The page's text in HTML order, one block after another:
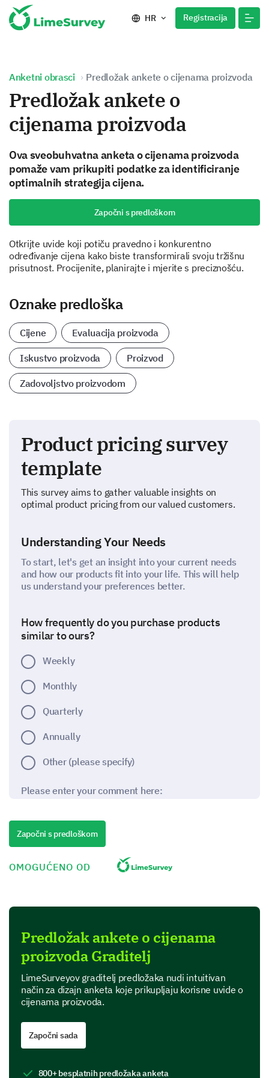
HR Registracija
Anketni obrasci Predložak ankete o cijenama proizvoda
Predložak ankete o
cijenama proizvoda
Ova sveobuhvatna anketa o cijenama proizvoda
pomaže vam prikupiti podatke za identificiranje
optimalnih strategija cijena.
Započni s predloškom
Otkrijte uvide koji potiču pravedno i konkurentno
određivanje cijena kako biste transformirali svoju tržišnu
prisutnost. Procijenite, planirajte i mjerite s preciznošću.
Oznake predloška
Cijene Evaluacija proizvoda
Iskustvo proizvoda Proizvod
Zadovoljstvo proizvodom
Product pricing survey
template
This survey aims to gather valuable insights on
optimal product pricing from our valued customers.
Understanding Your Needs
To start, let's get an insight into your current needs
and how our products fit into your life. This will help
us understand your preferences better.
How frequently do you purchase products
similar to ours?
Weekly
Monthly
Quarterly
Annually
Other (please specify)
Please enter your comment here:
the most? (Select all that apply)
Price
Quality
Brand reputation
Započni s predloškom
OMOGUĆENO OD
Predložak ankete o cijenama
proizvoda Graditelj
LimeSurveyov graditelj predložaka nudi intuitivan
način za dizajn anketa koje prikupljaju korisne uvide o
cijenama proizvoda.
Započni sada
800+ besplatnih predložaka anketa